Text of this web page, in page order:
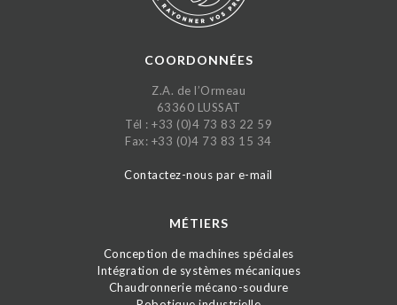
COORDONNÉES
Z.A. de l’Ormeau
63360 LUSSAT
Tél : +33 (0)4 73 83 22 59
Fax: +33 (0)4 73 83 15 34
Contactez-nous par e-mail
MÉTIERS
Conception de machines spéciales
Intégration de systèmes mécaniques
Chaudronnerie mécano-soudure